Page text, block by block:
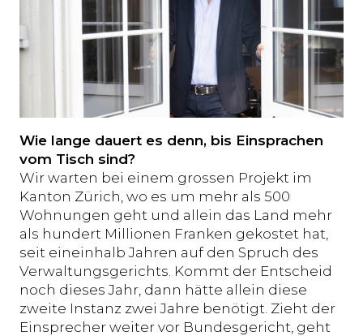
Wie lange dauert es denn, bis Einsprachen
vom Tisch sind?
Wir warten bei einem grossen Projekt im
Kanton Zürich, wo es um mehr als 500
Wohnungen geht und allein das Land mehr
als hundert Millionen Franken gekostet hat,
seit eineinhalb Jahren auf den Spruch des
Verwaltungsgerichts. Kommt der Entscheid
noch dieses Jahr, dann hätte allein diese
zweite Instanz zwei Jahre benötigt. Zieht der
Einsprecher weiter vor Bundesgericht, geht